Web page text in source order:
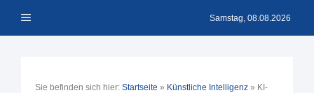
Inhalt Menü Samstag, 08.08.2026
Sie befinden sich hier: Startseite » Künstliche Intelligenz » KI-